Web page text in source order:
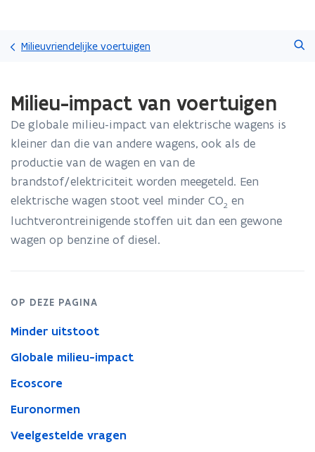
gaan
Milieuvriendelijke voertuigen
met
laden.
bevindt
op:
Milieu-
impact
van
Milieu-impact van voertuigen
De globale milieu-impact van elektrische wagens is
kleiner dan die van andere wagens, ook als de
productie van de wagen en van de
brandstof/elektriciteit worden meegeteld. Een
elektrische wagen stoot veel minder CO2 en
luchtverontreinigende stoffen uit dan een gewone
wagen op benzine of diesel.
OP DEZE PAGINA
Minder uitstoot
Globale milieu-impact
Ecoscore
Euronormen
Veelgestelde vragen